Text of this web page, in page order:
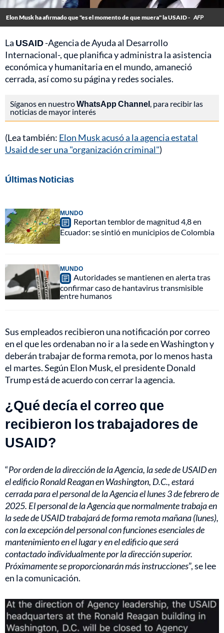
Elon Musk ha afirmado que "es el momento de que muera" la USAID - AFP
La USAID-Agencia de Ayuda al Desarrollo
Internacional-, que planifica y administra la asistencia
económica y humanitaria en el mundo, amaneció
cerrada, así como su página y redes sociales.
Síganos en nuestroWhatsApp Channel, para recibir las
noticias de mayor interés
(Lea también: Elon Musk acusó a la agencia estatal
Usaid de ser una "organización criminal")
Últimas Noticias
MUNDO
Reportan temblor de magnitud 4,8 en
Ecuador: se sintió en municipios de Colombia
MUNDO
Autoridades se mantienen en alerta tras
confirmar caso de hantavirus transmisible
entre humanos
Sus empleados recibieron una notificación por correo
en el que les ordenaban no ir a la sede en Washington y
deberán trabajar de forma remota, por lo menos hasta
el martes. Según Elon Musk, el presidente Donald
Trump está de acuerdo con cerrar la agencia.
¿Qué decía el correo que
recibieron los trabajadores de
USAID?
“Por orden de la dirección de la Agencia, la sede de USAID en
el edificio Ronald Reagan en Washington, D.C., estará
cerrada para el personal de la Agencia el lunes 3 de febrero de
2025. El personal de la Agencia que normalmente trabaja en
la sede de USAID trabajará de forma remota mañana (lunes),
con la excepción del personal con funciones esenciales de
mantenimiento en el lugar y en el edificio que será
contactado individualmente por la dirección superior.
Próximamente se proporcionarán más instrucciones”, se lee
en la comunicación.